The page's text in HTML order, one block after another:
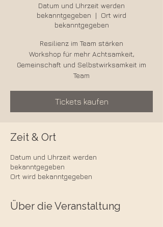
Datum und Uhrzeit werden
bekanntgegeben
  |
Ort wird
bekanntgegeben
Resilienz im Team stärken
Workshop für mehr Achtsamkeit,
Gemeinschaft und Selbstwirksamkeit im
Team
Tickets kaufen
Zeit & Ort
Datum und Uhrzeit werden
bekanntgegeben
Ort wird bekanntgegeben
Über die Veranstaltung